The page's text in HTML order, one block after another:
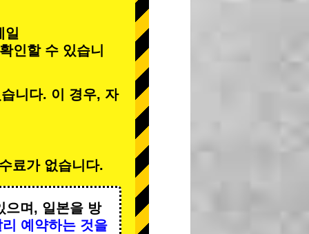
일
인할 수 있습니
니다. 이 경우, 자
료가 없습니다.
으며, 일본을 방
예약하는 것을